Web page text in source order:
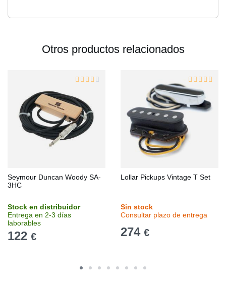
Otros productos relacionados
Seymour Duncan Woody SA-
3HC
Stock en distribuidor
Entrega en 2-3 días
laborables
122 €
Lollar Pickups Vintage T Set
Sin stock
Consultar plazo de entrega
274 €